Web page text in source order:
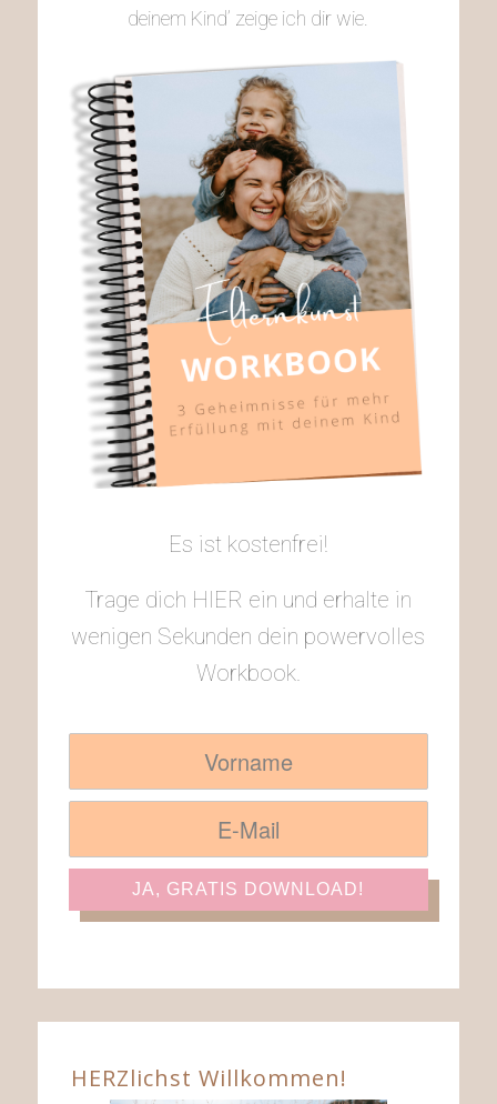
deinem Kind’ zeige ich dir wie.
Es ist kostenfrei!
Trage dich HIER ein und erhalte in
wenigen Sekunden dein powervolles
Workbook.
HERZlichst Willkommen!